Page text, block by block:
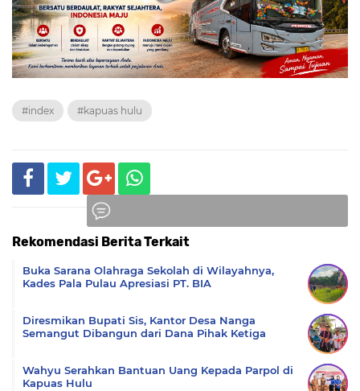
#index #kapuas hulu
Rekomendasi Berita Terkait
Buka Sarana Olahraga Sekolah di Wilayahnya,
Kades Pala Pulau Apresiasi PT. BIA
Diresmikan Bupati Sis, Kantor Desa Nanga
Semangut Dibangun dari Dana Pihak Ketiga
Wahyu Serahkan Bantuan Uang Kepada Parpol di
Kapuas Hulu